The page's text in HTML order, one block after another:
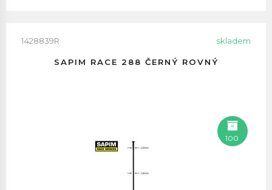
1428839R skladem
SAPIM RACE 288 ČERNÝ ROVNÝ
100